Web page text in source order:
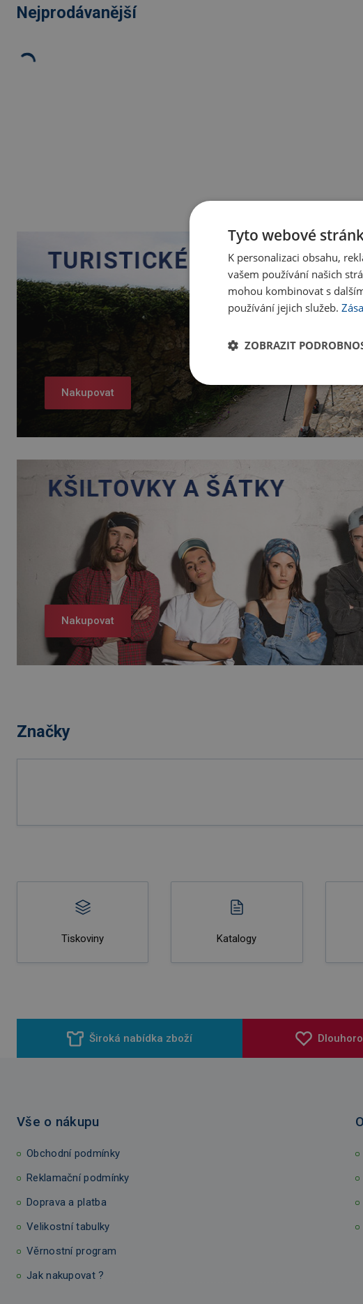
Nejprodávanější
Nakupovat
Nakupovat
Značky
Tiskoviny Katalogy
Široká nabídka zboží
Vše o nákupu
Obchodní podmínky
Reklamační podmínky
Doprava a platba
Velikostní tabulky
Věrnostní program
Jak nakupovat ?
Tyto webové
K personalizaci obsahu,
vašem používání našich
mohou kombinovat s
používání jejich služeb.
ZOBRAZIT